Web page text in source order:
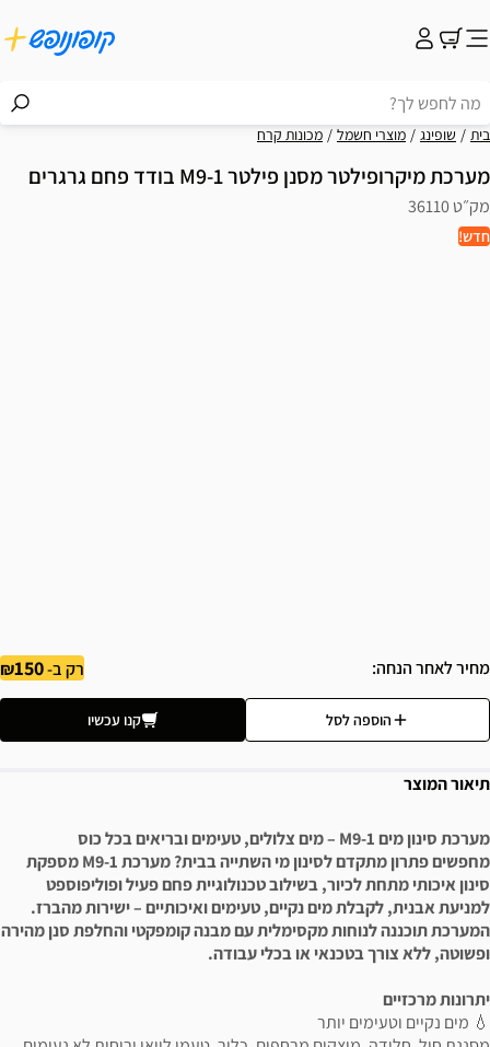
בית שופינג מוצרי חשמל מכונות קרח
מערכת מיקרופילטר מסנן פילטר M9-1 בודד פחם גרגרים
מק״ט 36110
חדש!
מחיר לאחר הנחה רק ב-150
הוספה לסל קנו עכשיו
תיאור המוצר
מערכת סינון מים M9-1 – מים צלולים, טעימים ובריאים בכל כוס
מחפשים פתרון מתקדם לסינון מי השתייה בבית? מערכת M9-1 מספקת
סינון איכותי מתחת לכיור, בשילוב טכנולוגיית פחם פעיל ופוליפוספט
למניעת אבנית, לקבלת מים נקיים, טעימים ואיכותיים – ישירות מהברז.
המערכת תוכננה לנוחות מקסימלית עם מבנה קומפקטי והחלפת סנן מהירה
ופשוטה, ללא צורך בטכנאי או בכלי עבודה.
יתרונות מרכזיים
💧 מים נקיים וטעימים יותר